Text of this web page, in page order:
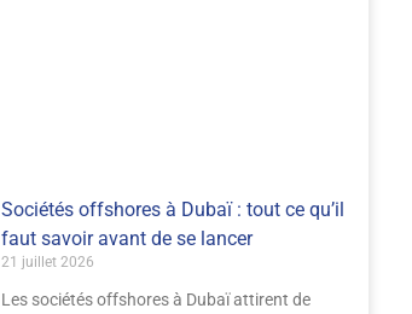
Sociétés offshores à Dubaï : tout ce qu’il
faut savoir avant de se lancer
21 juillet 2026
Les sociétés offshores à Dubaï attirent de